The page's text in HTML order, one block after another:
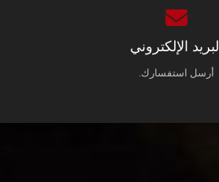
البريد الإلكتروني
أرسل استفسارك.